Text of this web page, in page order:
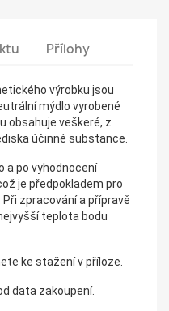
Přílohy
výrobku jsou
mýdlo vyrobené
obsahuje veškeré, z
účinné substance.
a po vyhodnocení
je předpokladem pro
zpracování a přípravě
teplota bodu
ke stažení v příloze.
data zakoupení.